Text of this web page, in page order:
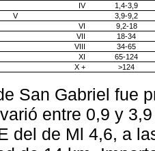
IV
1,4-3,9
V
3,9-9,2
VI
9,2-18
VII
18-34
VIII
34-65
XI
65-124
X +
>124
San Gabriel fue
entre 0,9 y
del de Ml 4,6, a